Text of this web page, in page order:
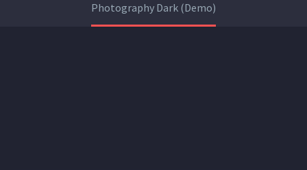
Photography Dark (Demo)